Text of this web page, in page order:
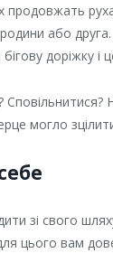
продовжать
або
доріжку і
могло
зі свого
цього вам